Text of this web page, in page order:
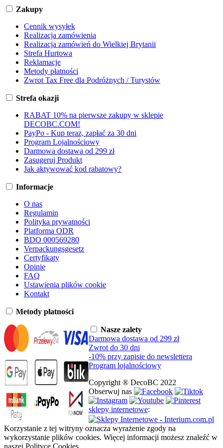
Zakupy
Cennik wysyłek
Realizacja zamówienia
Realizacja zamówień do Wielkiej Brytanii
Strefa Hurtowa
Reklamacje
Metody płatności
Zwrot Tax Free dla Podróżnych / Turystów
Strefa okazji
RABAT 10% na pierwsze zakupy w sklepie
DECOBC.COM!
PayPo - Kup teraz, zapłać za 30 dni
Program Lojalnościowy
Darmowa dostawa od 299 zł
Zasugeruj Produkt
Jak aktywować kod rabatowy?
Informacje
O nas
Regulamin
Polityka prywatności
Platforma ODR
BDO 000569280
Verpackungsgesetz
Certyfikaty
Opinie
FAQ
Ustawienia plików cookie
Kontakt
Metody płatności
Nasze zalety
Darmowa dostawa od 299 zł
Zwrot do 30 dni
-10% przy zapisie do newslettera
Program lojalnościowy
Copyright ® DecoBC 2022
Obserwuj nas
sklepy internetowe:
Korzystanie z tej witryny oznacza wyrażenie zgody na
wykorzystanie plików cookies. Więcej informacji możesz znaleźć w
naszej Polityce Cookies.